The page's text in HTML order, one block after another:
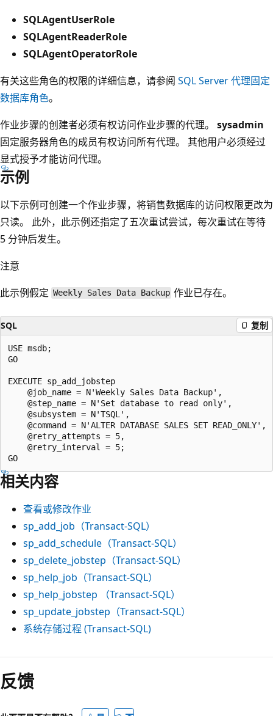
SQLAgentUserRole
SQLAgentReaderRole
SQLAgentOperatorRole
有关这些角色的权限的详细信息，请参阅 SQL Server 代理固定
数据库角色。
作业步骤的创建者必须有权访问作业步骤的代理。 sysadmin
固定服务器角色的成员有权访问所有代理。 其他用户必须经过
显式授予才能访问代理。
示例
以下示例可创建一个作业步骤，将销售数据库的访问权限更改为
只读。 此外，此示例还指定了五次重试尝试，每次重试在等待
5 分钟后发生。
注意
此示例假定 Weekly Sales Data Backup 作业已存在。
SQL 复制
USE msdb;
GO
EXECUTE sp_add_jobstep
    @job_name = N'Weekly Sales Data Backup',
    @step_name = N'Set database to read only',
    @subsystem = N'TSQL',
    @command = N'ALTER DATABASE SALES SET READ_ONLY',
    @retry_attempts = 5,
    @retry_interval = 5;
相关内容
查看或修改作业
sp_add_job（Transact-SQL）
sp_add_schedule（Transact-SQL）
sp_delete_jobstep（Transact-SQL）
sp_help_job（Transact-SQL）
sp_help_jobstep （Transact-SQL）
sp_update_jobstep（Transact-SQL）
系统存储过程 (Transact-SQL)
反馈